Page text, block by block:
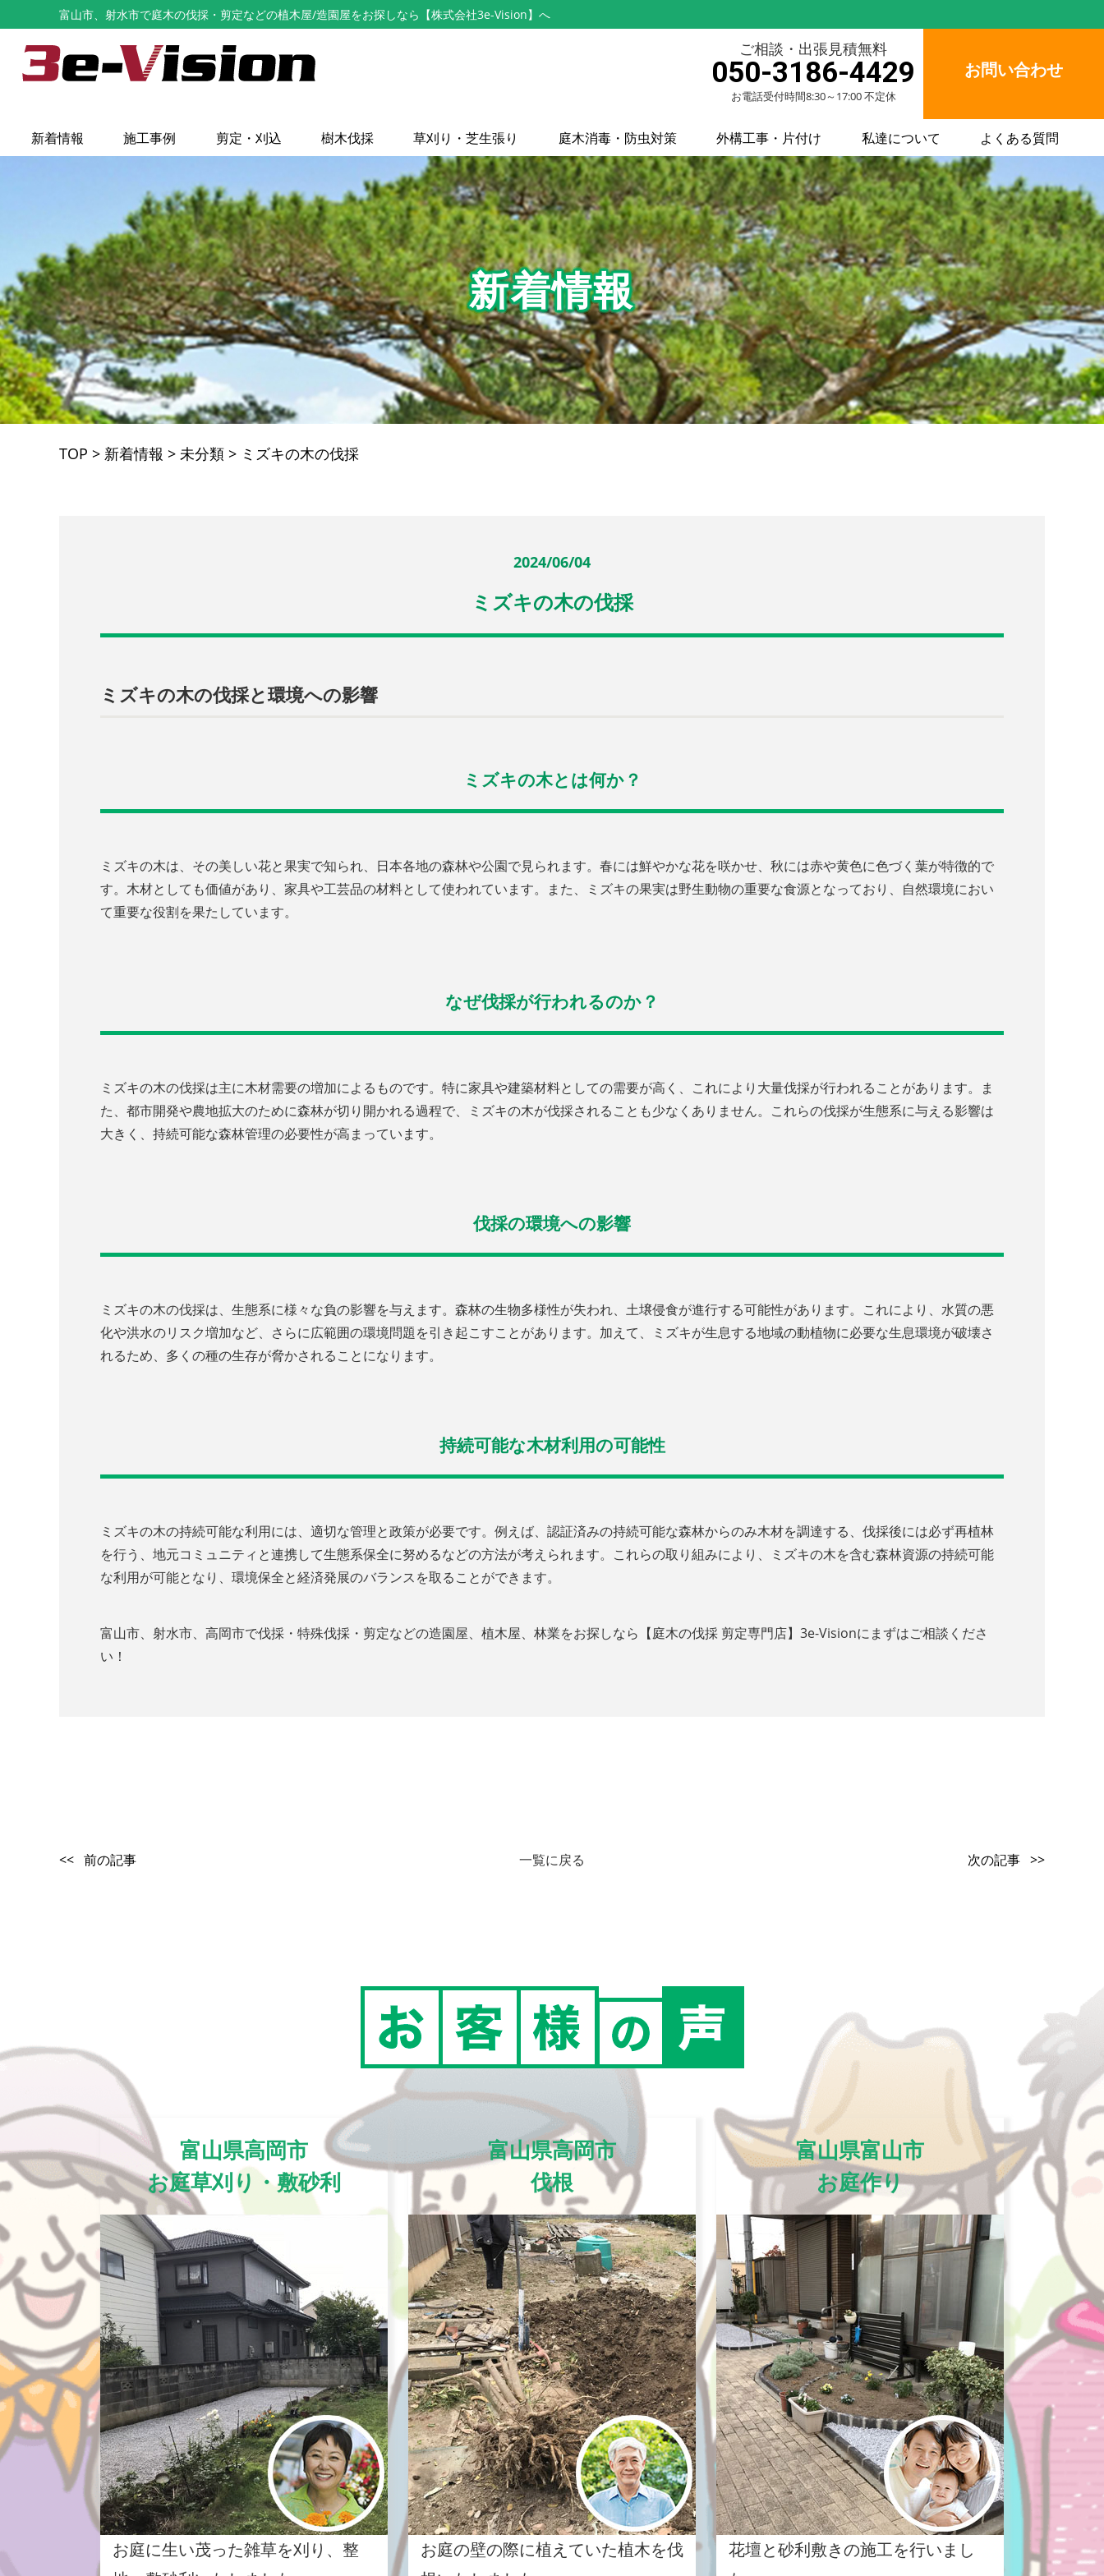
富山市、射水市で庭木の伐採・剪定などの植木屋/造園屋をお探しなら【株式会社3e-Vision】へ
ご相談・出張見積無料
050-3186-4429
お電話受付時間8:30～17:00 不定休
お問い合わせ
新着情報 施工事例 剪定・刈込 樹木伐採 草刈り・芝生張り 庭木消毒・防虫対策 外構工事・片付け 私達について よくある質問
新着情報
TOP > 新着情報 > 未分類 > ミズキの木の伐採
2024/06/04
ミズキの木の伐採
ミズキの木の伐採と環境への影響
ミズキの木とは何か？
ミズキの木は、その美しい花と果実で知られ、日本各地の森林や公園で見られます。春には鮮やかな花を咲かせ、秋には赤や黄色に色づく葉が特徴的で
す。木材としても価値があり、家具や工芸品の材料として使われています。また、ミズキの果実は野生動物の重要な食源となっており、自然環境におい
て重要な役割を果たしています。
なぜ伐採が行われるのか？
ミズキの木の伐採は主に木材需要の増加によるものです。特に家具や建築材料としての需要が高く、これにより大量伐採が行われることがあります。ま
た、都市開発や農地拡大のために森林が切り開かれる過程で、ミズキの木が伐採されることも少なくありません。これらの伐採が生態系に与える影響は
大きく、持続可能な森林管理の必要性が高まっています。
伐採の環境への影響
ミズキの木の伐採は、生態系に様々な負の影響を与えます。森林の生物多様性が失われ、土壌侵食が進行する可能性があります。これにより、水質の悪
化や洪水のリスク増加など、さらに広範囲の環境問題を引き起こすことがあります。加えて、ミズキが生息する地域の動植物に必要な生息環境が破壊さ
れるため、多くの種の生存が脅かされることになります。
持続可能な木材利用の可能性
ミズキの木の持続可能な利用には、適切な管理と政策が必要です。例えば、認証済みの持続可能な森林からのみ木材を調達する、伐採後には必ず再植林
を行う、地元コミュニティと連携して生態系保全に努めるなどの方法が考えられます。これらの取り組みにより、ミズキの木を含む森林資源の持続可能
な利用が可能となり、環境保全と経済発展のバランスを取ることができます。
富山市、射水市、高岡市で伐採・特殊伐採・剪定などの造園屋、植木屋、林業をお探しなら【庭木の伐採 剪定専門店】3e-Visionにまずはご相談くださ
い！
<< 前の記事 一覧に戻る 次の記事 >>
富山県高岡市
お庭草刈り・敷砂利
お庭に生い茂った雑草を刈り、整
富山県高岡市
伐根
お庭の壁の際に植えていた植木を伐
富山県富山市
お庭作り
花壇と砂利敷きの施工を行いまし